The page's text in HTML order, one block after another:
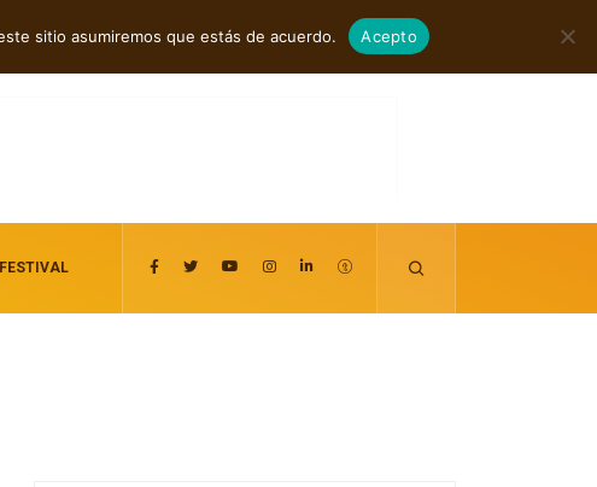
agosto 7, 2026
FESTIVAL
sitio asumiremos que estás de acuerdo. Acepto